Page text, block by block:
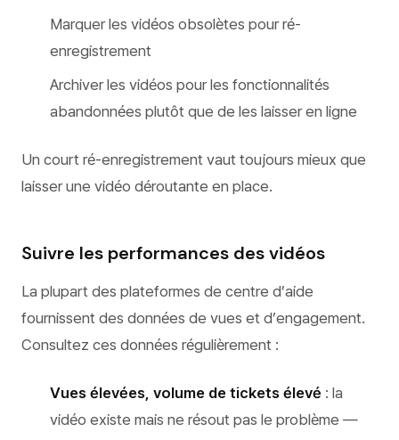
Marquer les vidéos obsolètes pour ré-
enregistrement
Archiver les vidéos pour les fonctionnalités
abandonnées plutôt que de les laisser en ligne
Un court ré-enregistrement vaut toujours mieux que
laisser une vidéo déroutante en place.
Suivre les performances des vidéos
La plupart des plateformes de centre d’aide
fournissent des données de vues et d’engagement.
Consultez ces données régulièrement :
Vues élevées, volume de tickets élevé : la
vidéo existe mais ne résout pas le problème —